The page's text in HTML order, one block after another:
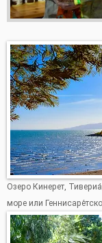
Озеро Кинерет,
море или